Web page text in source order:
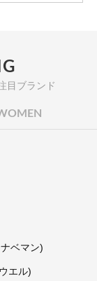
目ブランド
ベマン)
エル)